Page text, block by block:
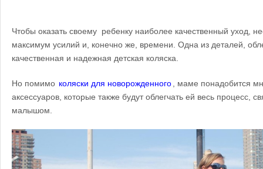
Чтобы оказать своему ребенку наиболее качественный уход,
максимум усилий и, конечно же, времени. Одна из деталей,
качественная и надежная детская коляска.
Но помимо коляски для новорожденного
, маме понадобится
аксессуаров, которые также будут облегчать ей весь процесс,
малышом.